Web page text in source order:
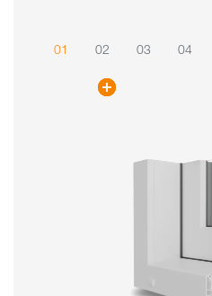
01 02 03 04